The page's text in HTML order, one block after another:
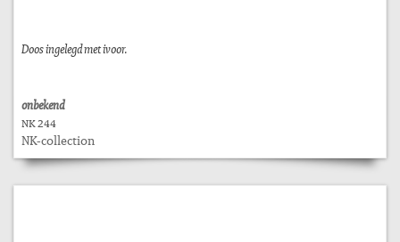
Doos ingelegd met ivoor.
onbekend
NK 244
NK-collection